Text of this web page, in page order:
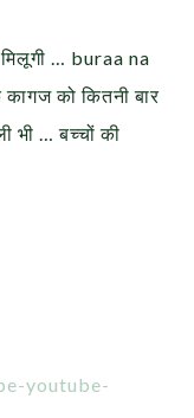
… buraa na
को कितनी बार
भी … बच्चों की
youtube-